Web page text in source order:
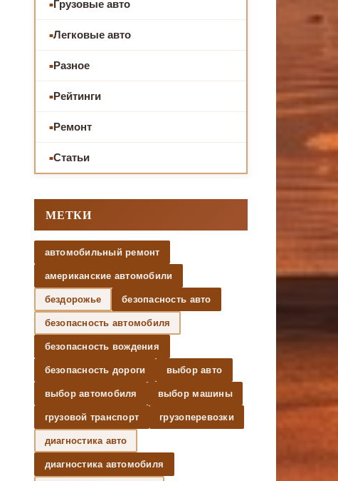
Грузовые авто
Легковые авто
Разное
Рейтинги
Ремонт
Статьи
МЕТКИ
автомобильный ремонт
американские автомобили
бездорожье безопасность авто
безопасность автомобиля
безопасность вождения
безопасность дороги выбор авто
выбор автомобиля выбор машины
грузовой транспорт грузоперевозки
диагностика авто
диагностика автомобиля